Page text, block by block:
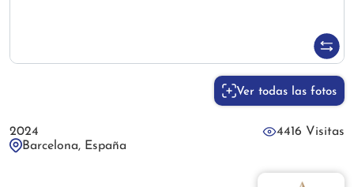
Ver todas las fotos
2024
4416 Visitas
Barcelona, España